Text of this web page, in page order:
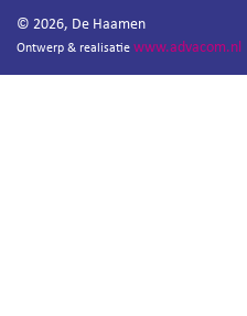
© 2026, De Haamen
Ontwerp & realisatie www.advacom.nl